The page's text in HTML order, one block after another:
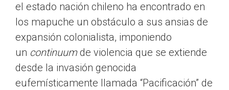
el estado nación chileno ha encontrado en
los mapuche un obstáculo a sus ansias de
expansión colonialista, imponiendo
un continuumde violencia que se extiende
desde la invasión genocida
eufemísticamente llamada “Pacificación” de